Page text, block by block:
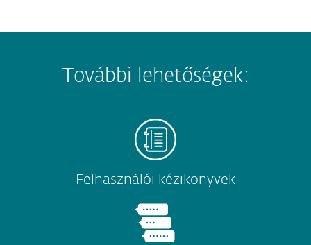
További lehetőségek:
Felhasználói kézikönyvek